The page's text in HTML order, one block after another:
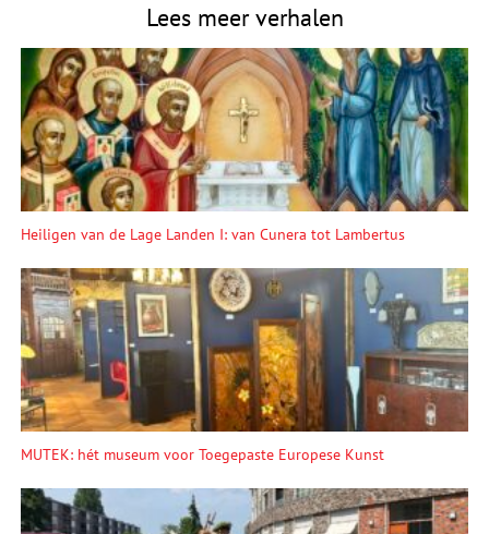
Lees meer verhalen
Heiligen van de Lage Landen I: van Cunera tot Lambertus
MUTEK: hét museum voor Toegepaste Europese Kunst